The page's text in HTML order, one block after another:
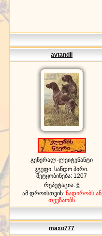
avtandil
გენერალ-ლეიტენანტი
ჯგუფი: სანდო პირი.
შეტყობინება: 1207
რეპუტაცია: 6
ამ დროისთვის: ნადირობს ან
თევზაობს
maxo777